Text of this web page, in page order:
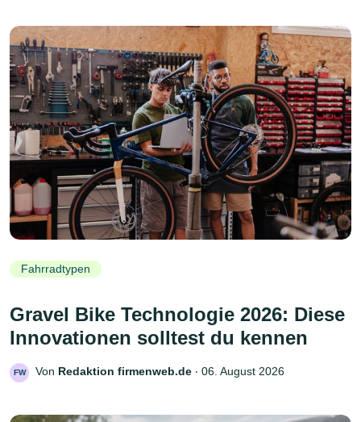
Fahrradtypen
Gravel Bike Technologie 2026: Diese
Innovationen solltest du kennen
FW Von Redaktion firmenweb.de ‧ 06. August 2026